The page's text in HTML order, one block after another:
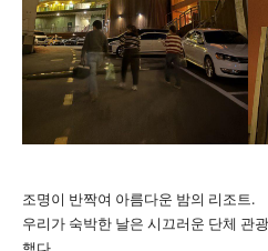
조명이 반짝여 아름다운 밤의 리조트.
우리가 숙박한 날은 시끄러운 단체 관